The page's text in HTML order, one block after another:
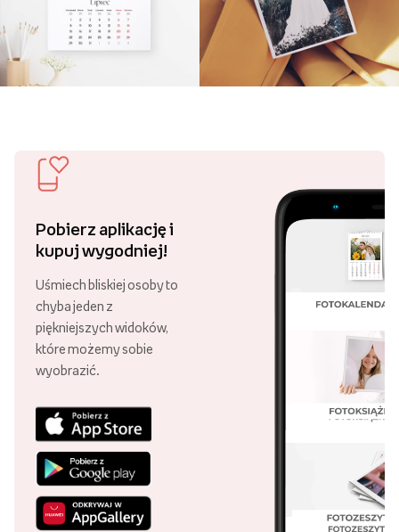
Pobierz aplikację i
kupuj wygodniej!
Uśmiech bliskiej osoby to
chyba jeden z
piękniejszych widoków,
które możemy sobie
wyobrazić.